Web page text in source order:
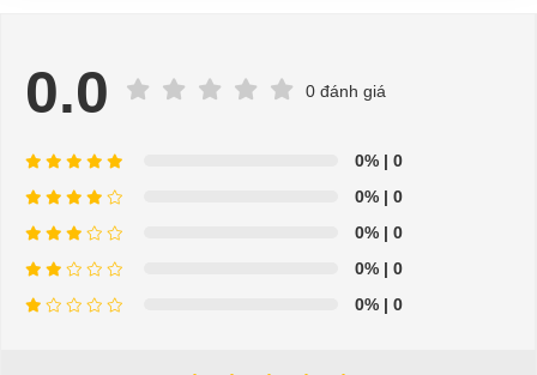
lưu hành…
Cung cấp phụ tùng thay thế chính hiệu trong thời gian nhanh nhất
Xe điện chở hàng
được nhập khẩu trực tiếp từ các nhà sản xuất uy
tín hàng đầu thế giới như Trung Quốc, Mỹ, Hàn Quốc,…Chúng tôi
0.0 0 đánh giá
0% | 0
0% | 0
0% | 0
0% | 0
0% | 0